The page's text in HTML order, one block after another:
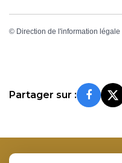
© Direction de l'information
Partager sur :